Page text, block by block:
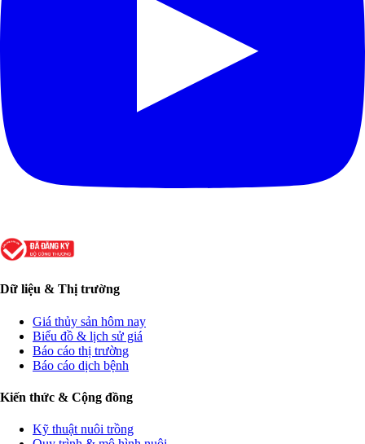
Dữ liệu & Thị trường
Giá thủy sản hôm nay
Biểu đồ & lịch sử giá
Báo cáo thị trường
Báo cáo dịch bệnh
Kiến thức & Cộng đồng
Kỹ thuật nuôi trồng